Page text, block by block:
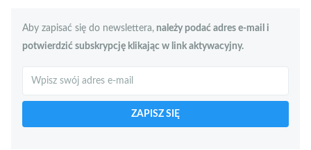
Aby zapisać się do newslettera, należy podać adres e-mail i
potwierdzić subskrypcję klikając w link aktywacyjny.
ZAPISZ SIĘ